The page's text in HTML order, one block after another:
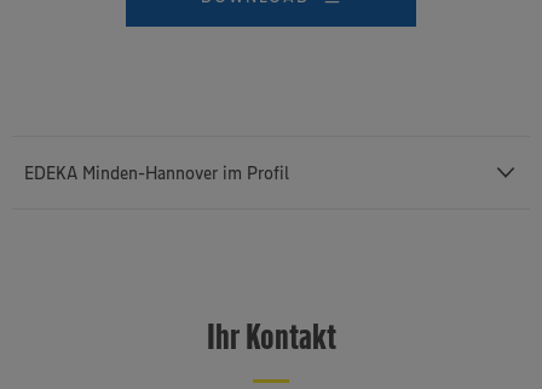
EDEKA Minden-Hannover im Profil
selbstständigen Einzelhandels und etwa 3.140 Auszubildenden) ist
EDEKA Minden-Hannoverdie umsatzstärkste von insgesamt
Ihr Kontakt